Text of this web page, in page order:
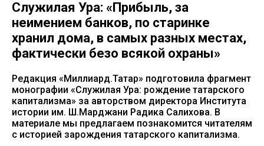
Служилая Ура: «Прибыль, за
неимением банков, по старинке
хранил дома, в самых разных местах,
фактически безо всякой охраны»
Редакция «Миллиард.Татар» подготовила фрагмент
монографии «Служилая Ура: рождение татарского
капитализма» за авторством директора Института
истории им. Ш.Марджани Радика Салихова. В
материале мы предлагаем познакомится читателям
с историей зарождения татарского капитализма.